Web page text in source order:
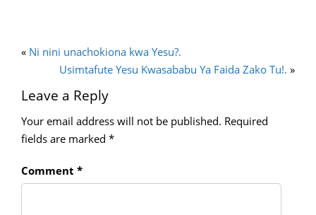
« Ni nini unachokiona kwa Yesu?.
Usimtafute Yesu Kwasababu Ya Faida Zako Tu!. »
Leave a Reply
Your email address will not be published. Required
fields are marked *
Comment *